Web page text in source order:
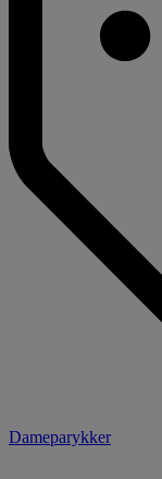
Dameparykker